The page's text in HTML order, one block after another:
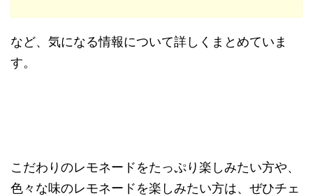
など、気になる情報について詳しくまとめていま
す。
こだわりのレモネードをたっぷり楽しみたい方や、
色々な味のレモネードを楽しみたい方は、ぜひチェ